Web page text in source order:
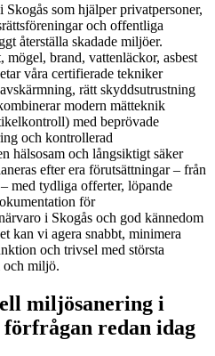
som hjälper privatpersoner,
och offentliga
återställa skadade miljöer.
brand, vattenläckor, asbest
våra certifierade tekniker
rätt skyddsutrustning
modern mätteknik
med beprövade
och kontrollerad
hälsosam och långsiktigt säker
efter era förutsättningar – från
med tydliga offerter, löpande
för
i Skogås och god kännedom
kan vi agera snabbt, minimera
och trivsel med största
och miljö.
miljösanering i
förfrågan redan idag